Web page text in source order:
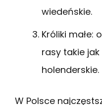
wiedeńskie.
Króliki małe:
rasy takie
holenderskie.
W Polsce